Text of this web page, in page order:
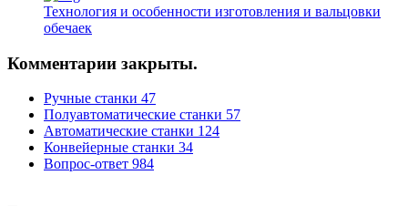
Технология и особенности изготовления и вальцовки
обечаек
Комментарии закрыты.
Ручные станки 47
Полуавтоматические станки 57
Автоматические станки 124
Конвейерные станки 34
Вопрос-ответ 984